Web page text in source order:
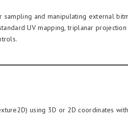
and manipulating external
UV mapping, triplanar projection
using 3D or 2D coordinates